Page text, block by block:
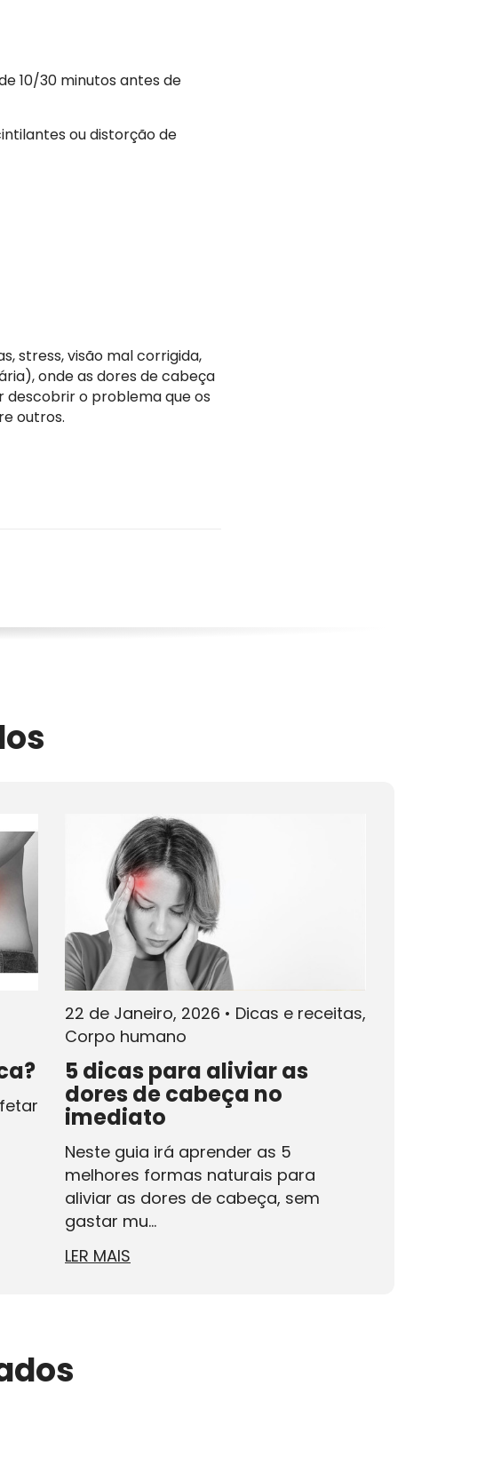
10/30 minutos antes de
ou distorção de
stress, visão mal corrigida,
onde as dores de cabeça
descobrir o problema que os
outros.
22 de Janeiro, 2026 • Dicas e receitas,
Corpo humano
5 dicas para aliviar as
dores de cabeça no
imediato
Neste guia irá aprender as 5
melhores formas naturais para
aliviar as dores de cabeça, sem
gastar mu...
LER MAIS